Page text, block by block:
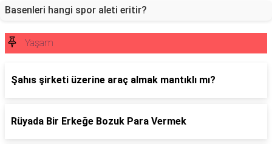
Basenleri hangi spor aleti eritir?
Yaşam
Şahıs şirketi üzerine araç almak mantıklı mı?
Rüyada Bir Erkeğe Bozuk Para Vermek